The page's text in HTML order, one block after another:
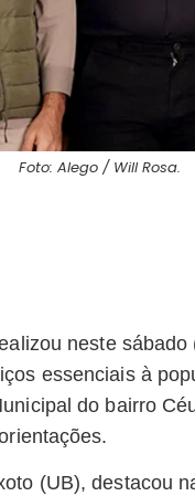
Foto: Alego / Will Rosa.
neste
essenciais à
do bairro
(UB), destacou